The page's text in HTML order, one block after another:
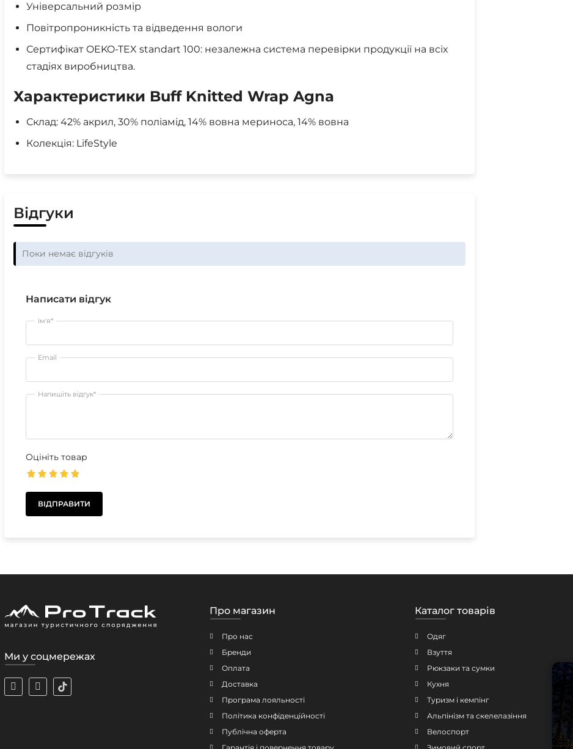
Універсальний розмір
Повітропроникність та відведення вологи
Сертифікат OEKO-TEX standart 100: незалежна система перевірки продукції на всіх
стадіях виробництва.
Характеристики Buff Knitted Wrap Agna
Склад: 42% акрил, 30% поліамід, 14% вовна мериноса, 14% вовна
Колекція: LifeStyle
Відгуки
Поки немає відгуків
Написати відгук
Ім'я*
Email
Напишіть відгук*
Оцініть товар
Ми у соцмережах
Про магазин
Про нас
Бренди
Оплата
Доставка
Програма лояльності
Політика конфіденційності
Публічна оферта
Каталог товарів
Одяг
Взуття
Рюкзаки та сумки
Кухня
Туризм і кемпінг
Альпінізм та скелелазіння
Велоспорт